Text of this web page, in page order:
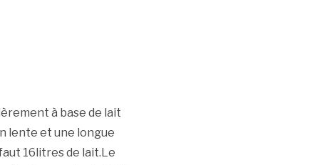
à base de lait
lente et une longue
16litres de lait.Le